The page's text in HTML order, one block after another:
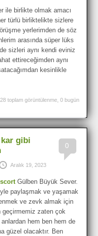
ile birlikte olmak amacı
türlü birliktelikte sizlere
yerlerimden de söz
arasında süper lüks
sizleri aynı kendi eviniz
ettireceğimden aynı
kesinlikle
toplam görüntülenme, 0 bugün
0
gibi
Aralık 19, 2023
Gülben Büyük Sever.
paylaşmak ve yaşamak
ve zevk almak için
geçirmemiz zaten çok
hem ben hem de
güzel olacaktır. Ben